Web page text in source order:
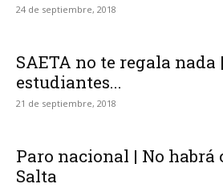
24 de septiembre, 2018
SAETA no te regala nada
estudiantes...
21 de septiembre, 2018
Paro nacional | No habrá
Salta